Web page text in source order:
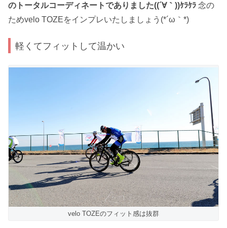
のトータルコーディネートでありました((´∀｀))ｹﾗｹﾗ 念の
ためvelo TOZEをインプレいたしましょう(*´ω｀*)
軽くてフィットして温かい
velo TOZEのフィット感は抜群